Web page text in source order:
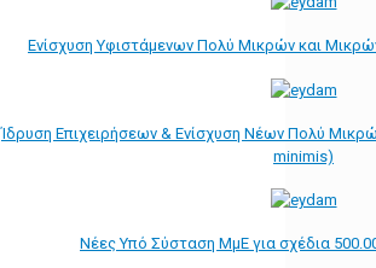
Ενίσχυση Υφιστάμενων Πολύ Μικρών και
Ίδρυση Επιχειρήσεων & Ενίσχυση Νέων Πολύ
minimis)
Νέες Υπό Σύσταση ΜμΕ για σχέδια